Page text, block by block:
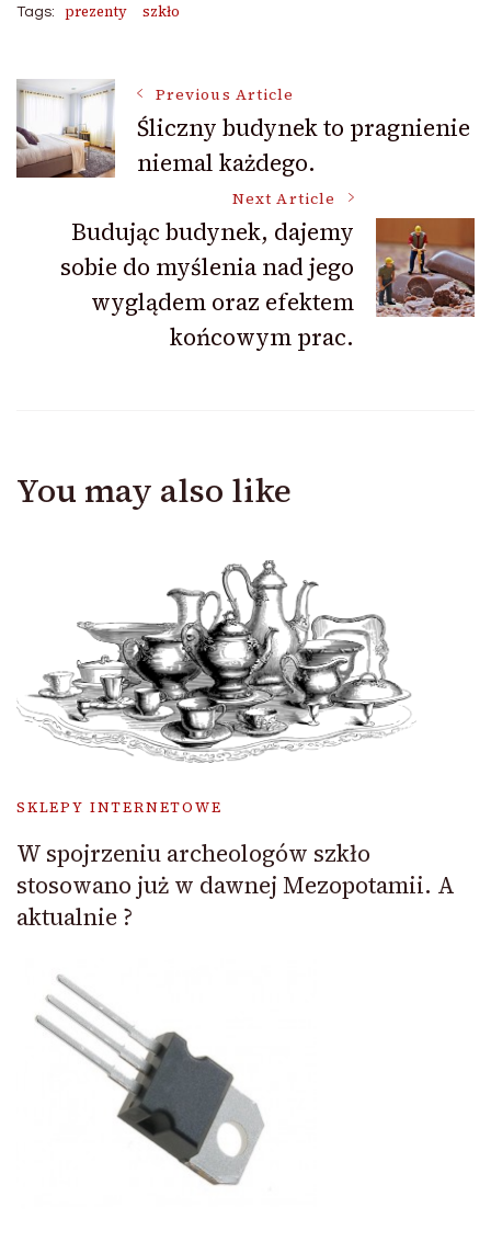
Tags: prezenty szkło
Post
Navigation
Previous Article
Śliczny budynek to pragnienie
niemal każdego.
Next Article
Budując budynek, dajemy
sobie do myślenia nad jego
wyglądem oraz efektem
końcowym prac.
You may also like
SKLEPY INTERNETOWE
W spojrzeniu archeologów szkło
stosowano już w dawnej Mezopotamii. A
aktualnie ?